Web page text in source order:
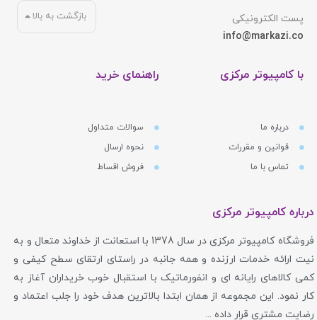
پست الکترونیکی
info@markazi.co
با کامپیوتر مرکزی
درباره ما
قوانین و مقررات
تماس با ما
راهنمای خرید
سوالات متداول
نحوه ارسال
فروش اقساط
بازگشت به بالا
درباره کامپیوتر مرکزی
فروشگاه کامپیوتر مرکزی در سال 1378 با استعانت از خداوند متعال و به
نیت ارائه خدمات ارزنده و همه جانبه در راستای ارتقای سطح کیفی و
کمی کالاهای رایانه ای و انفورماتیک با استقبال خوب خریداران آغاز به
کار نمود. این مجموعه از همان ابتدا بالاترین هدف خود را جلب اعتماد و
رضایت مشتری قرار داده ...